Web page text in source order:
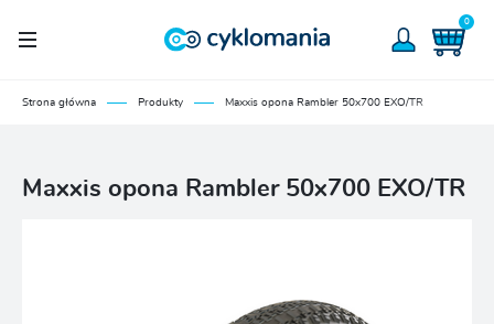
0
Strona główna Produkty Maxxis opona Rambler 50x700 EXO/TR
Maxxis opona Rambler 50x700 EXO/TR